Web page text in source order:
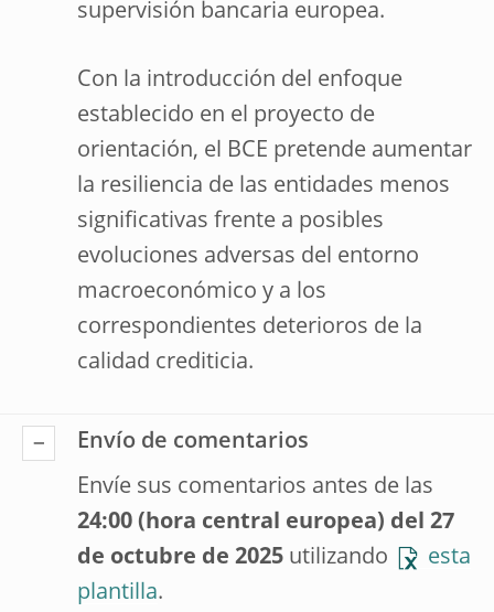
supervisión bancaria europea.
Con la introducción del enfoque
establecido en el proyecto de
orientación, el BCE pretende aumentar
la resiliencia de las entidades menos
significativas frente a posibles
evoluciones adversas del entorno
macroeconómico y a los
correspondientes deterioros de la
calidad crediticia.
Envío de comentarios
Envíe sus comentarios antes de las
24:00 (hora central europea) del 27
de octubre de 2025 utilizando
esta
plantilla.